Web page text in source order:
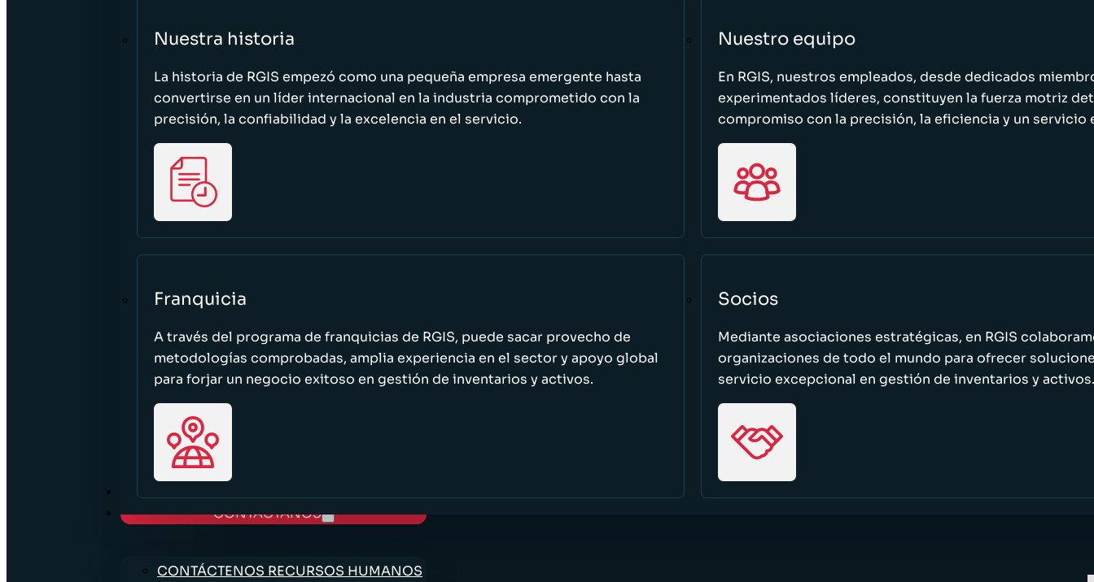
Nuestra historia
La historia de RGIS empezó como una pequeña empresa emergente hasta
convertirse en un líder internacional en la industria comprometido con la
precisión, la confiabilidad y la excelencia en el servicio.
Nuestro equipo
En RGIS, nuestros empleados, desde dedicados
experimentados líderes, constituyen la fuerza motriz
compromiso con la precisión, la eficiencia y un servicio
Franquicia
A través del programa de franquicias de RGIS, puede sacar provecho de
metodologías comprobadas, amplia experiencia en el sector y apoyo global
para forjar un negocio exitoso en gestión de inventarios y activos.
Socios
Mediante asociaciones estratégicas, en RGIS
organizaciones de todo el mundo para ofrecer
servicio excepcional en gestión de inventarios y activos.
TRABAJE CON NOSOTROS
CONTÁCTANOS
CONTÁCTENOS RECURSOS HUMANOS